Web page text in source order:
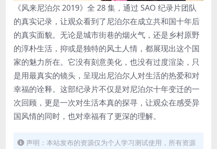
《风来尼泊尔 2019》全 28 集，通过 SAO 纪录片团队
的真实记录，让观众看到了尼泊尔在成立共和国十年后
的真实面貌。无论是城市街巷的烟火气，还是乡村原野
的淳朴生活，抑或是独特的风土人情，都展现出这个国
家的魅力所在。它没有刻意美化，也没有过度渲染，只
是用最真实的镜头，呈现出尼泊尔人对生活的热爱和对
幸福的诠释。这部纪录片不仅是对尼泊尔十年变迁的一
次回顾，更是一次对生活本真的探寻，让观众在感受异
国风情的同时，也对幸福有了更深的理解。
声明：本站发布的资源仅为个人学习测试使用，所有资源